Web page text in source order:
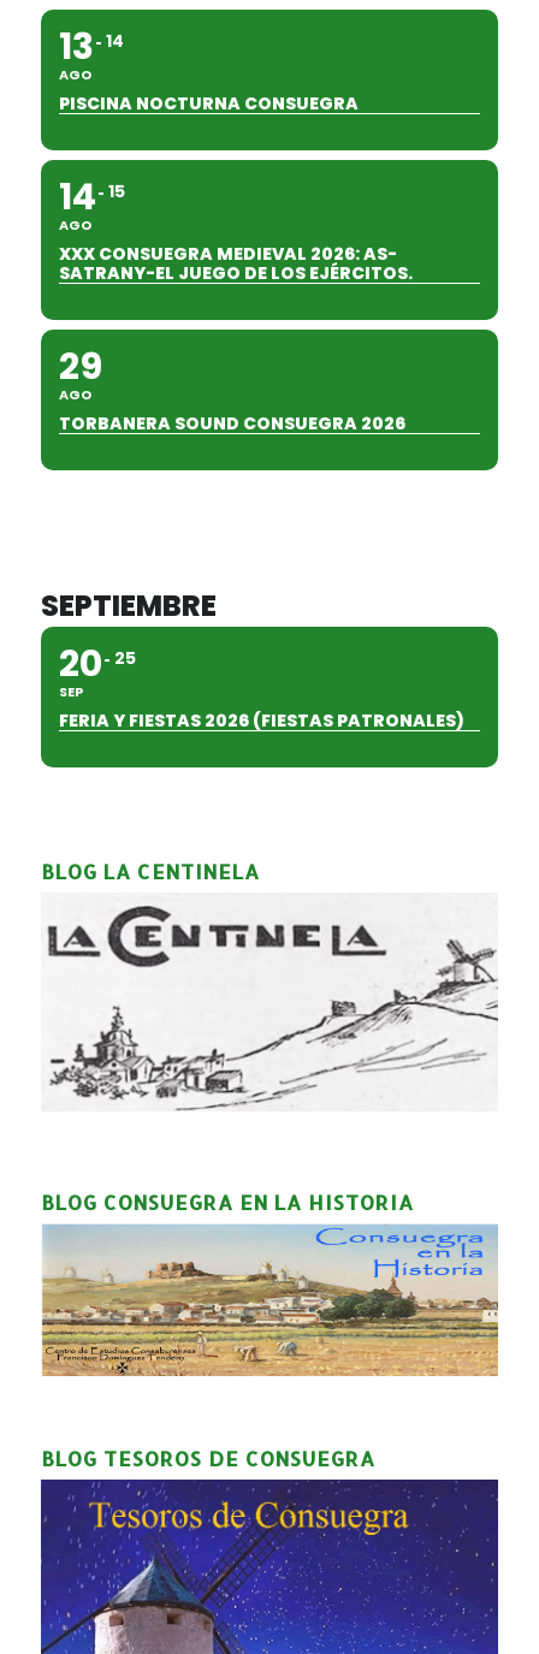
13
AGO
14
PISCINA NOCTURNA CONSUEGRA
14
AGO
15
XXX CONSUEGRA MEDIEVAL 2026: AS-
SATRANY-EL JUEGO DE LOS EJÉRCITOS.
29
AGO
TORBANERA SOUND CONSUEGRA 2026
SEPTIEMBRE
20
SEP
25
FERIA Y FIESTAS 2026 (FIESTAS PATRONALES)
BLOG LA CENTINELA
BLOG CONSUEGRA EN LA HISTORIA
BLOG TESOROS DE CONSUEGRA